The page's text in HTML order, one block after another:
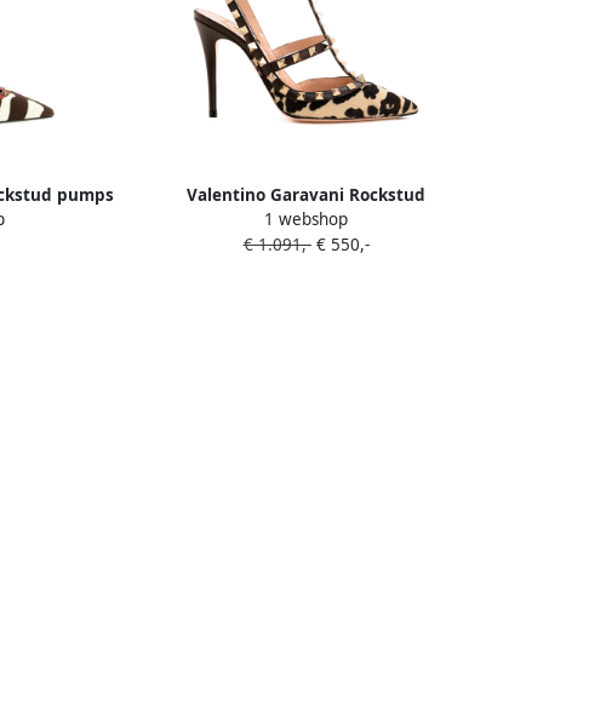
pumps
Valentino Garavani Rockstud
kalfsleren pumps met bandjes en
ponyhaar Beige
1 webshop
€ 1.091,-€ 550,-